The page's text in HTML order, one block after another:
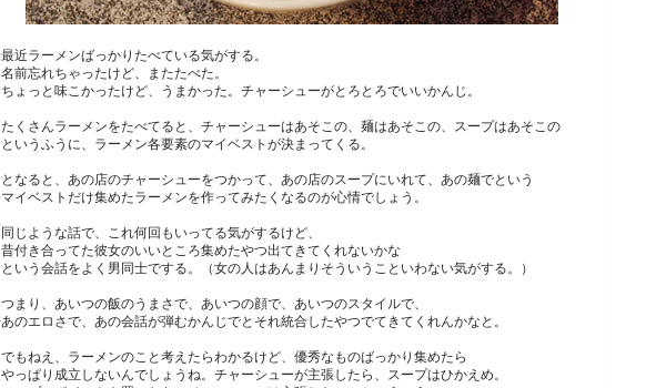
最近ラーメンばっかりたべている気がする。
名前忘れちゃったけど、またたべた。
ちょっと味こかったけど、うまかった。チャーシューがとろとろでいいかんじ。
たくさんラーメンをたべてると、チャーシューはあそこの、麺はあそこの、スープはあそこの
というふうに、ラーメン各要素のマイベストが決まってくる。
となると、あの店のチャーシューをつかって、あの店のスープにいれて、あの麺でという
マイベストだけ集めたラーメンを作ってみたくなるのが心情でしょう。
同じような話で、これ何回もいってる気がするけど、
昔付き合ってた彼女のいいところ集めたやつ出てきてくれないかな
という会話をよく男同士でする。（女の人はあんまりそういうこといわない気がする。）
つまり、あいつの飯のうまさで、あいつの顔で、あいつのスタイルで、
あのエロさで、あの会話が弾むかんじでとそれ統合したやつでてきてくれんかなと。
でもねえ、ラーメンのこと考えたらわかるけど、優秀なものばっかり集めたら
やっぱり成立しないんでしょうね。チャーシューが主張したら、スープはひかえめ。